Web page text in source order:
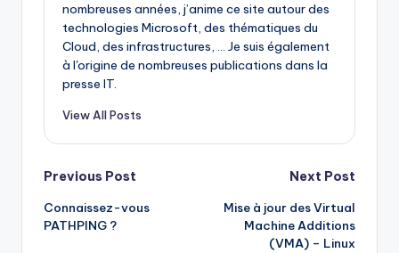
nombreuses années, j’anime ce site autour des
technologies Microsoft, des thématiques du
Cloud, des infrastructures, ... Je suis également
à l'origine de nombreuses publications dans la
presse IT.
View All Posts
Post
navigation
Previous Post
Connaissez-vous
PATHPING ?
Next Post
Mise à jour des Virtual
Machine Additions
(VMA) – Linux